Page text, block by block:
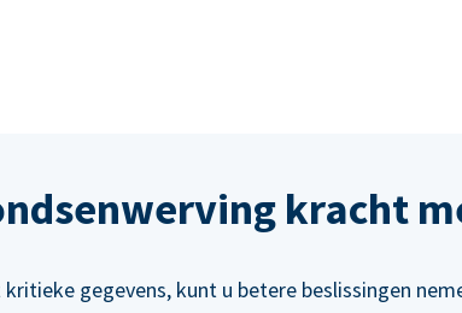
kracht
gegevens, kunt u betere beslissingen